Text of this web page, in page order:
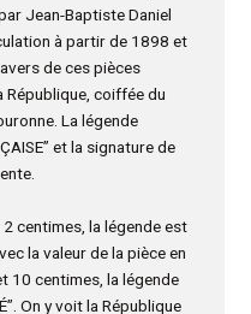
Jean-Baptiste Daniel
à partir de 1898 et
de ces pièces
coiffée du
La légende
et la signature de
centimes, la légende est
la valeur de la pièce en
10 centimes, la légende
On y voit la République